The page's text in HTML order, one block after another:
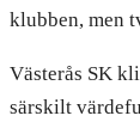
klubben, men
Västerås SK
särskilt